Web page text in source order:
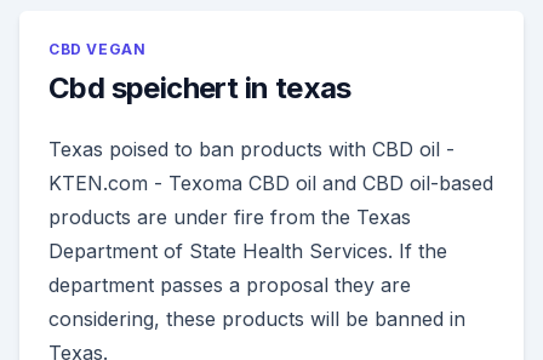
CBD VEGAN
Cbd speichert in texas
Texas poised to ban products with CBD oil -
KTEN.com - Texoma CBD oil and CBD oil-based
products are under fire from the Texas
Department of State Health Services. If the
department passes a proposal they are
considering, these products will be banned in
Texas.